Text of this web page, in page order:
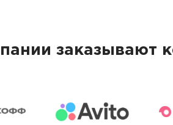
заказывают